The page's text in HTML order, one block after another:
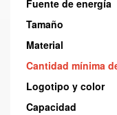
Fuente de energía
Tamaño
Material
Cantidad mínima
Logotipo y color
Capacidad